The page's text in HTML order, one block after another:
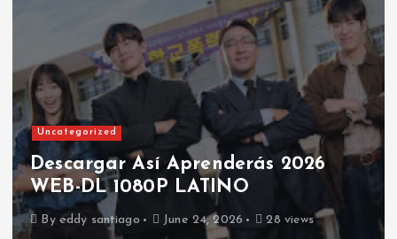
Uncategorized
Descargar Así Aprenderás 2026
WEB-DL 1080P LATINO
By eddy santiago June 24, 2026 28 views